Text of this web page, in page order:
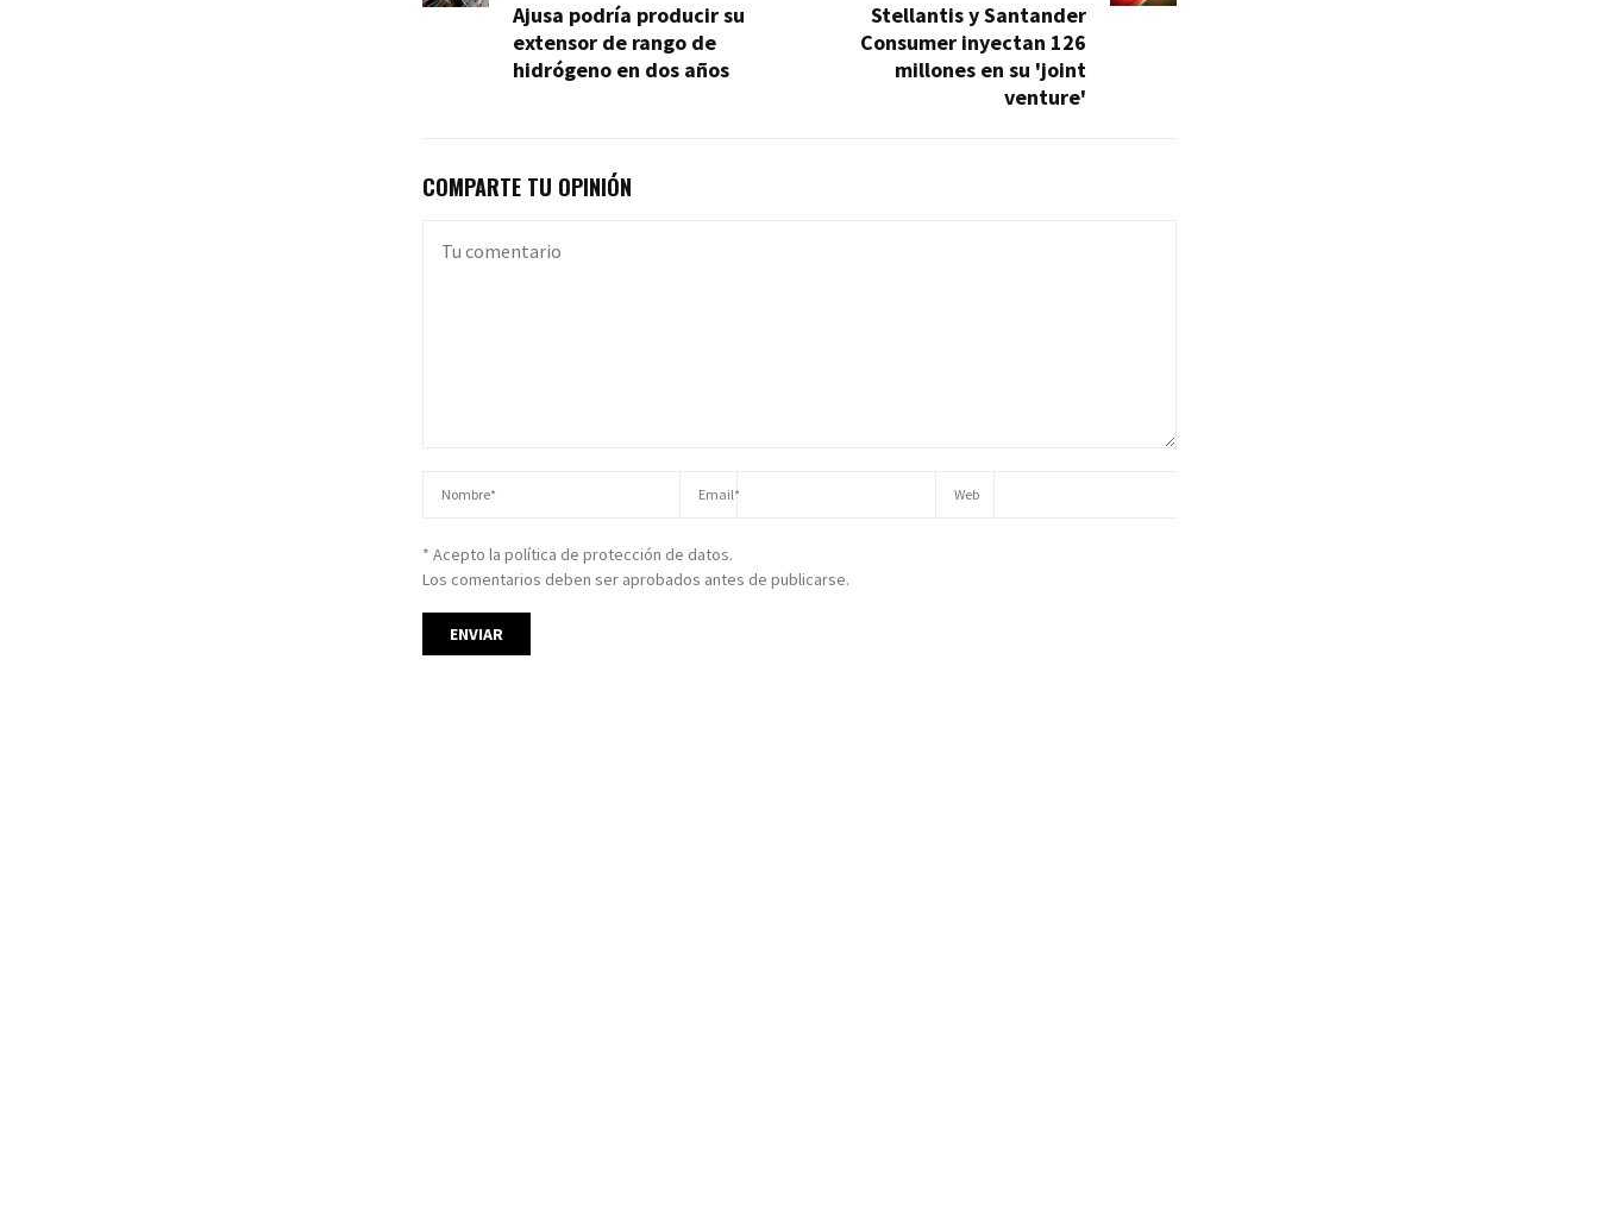
Ajusa podría producir su
extensor de rango de
hidrógeno en dos años
Stellantis y Santander
Consumer inyectan 126
millones en su 'joint
venture'
COMPARTE TU OPINIÓN
* Acepto la política de protección de datos.
Los comentarios deben ser aprobados antes de publicarse.